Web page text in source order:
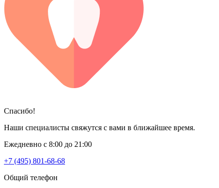
Спасибо!
Наши специалисты свяжутся с вами в ближайшее время.
Ежедневно с 8:00 до 21:00
+7 (495) 801-68-68
Общий телефон